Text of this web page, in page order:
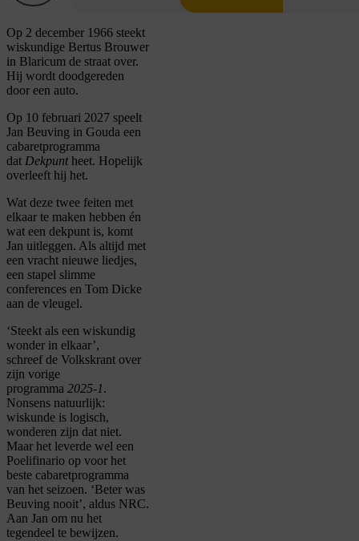
Op 2 december 1966 steekt
wiskundige Bertus Brouwer
in Blaricum de straat over.
Hij wordt doodgereden
door een auto.
Op 10 februari 2027 speelt
Jan Beuving in Gouda een
cabaretprogramma
dat Dekpuntheet. Hopelijk
overleeft hij het.
Wat deze twee feiten met
elkaar te maken hebben én
wat een dekpunt is, komt
Jan uitleggen. Als altijd met
een vracht nieuwe liedjes,
een stapel slimme
conferences en Tom Dicke
aan de vleugel.
‘Steekt als een wiskundig
wonder in elkaar’,
schreef de Volkskrant over
zijn vorige
programma 2025-1.
Nonsens natuurlijk:
wiskunde is logisch,
wonderen zijn dat niet.
Maar het leverde wel een
Poelifinario op voor het
beste cabaretprogramma
van het seizoen. ‘Beter was
Beuving nooit’, aldus NRC.
Aan Jan om nu het
tegendeel te bewijzen.